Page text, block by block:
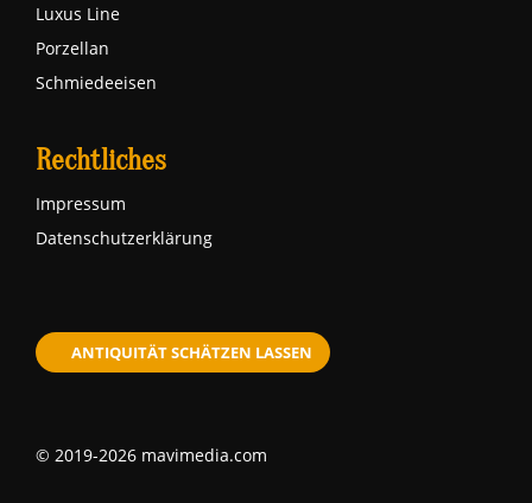
Luxus Line
Porzellan
Schmiedeeisen
Rechtliches
Impressum
Datenschutzerklärung
ANTIQUITÄT SCHÄTZEN LASSEN
© 2019-2026 mavimedia.com